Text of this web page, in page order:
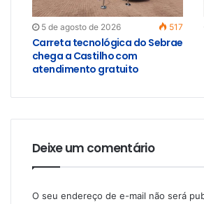
5 de agosto de 2026 517
Carreta tecnológica do Sebrae
chega a Castilho com
atendimento gratuito
Deixe um comentário
O seu endereço de e-mail não será